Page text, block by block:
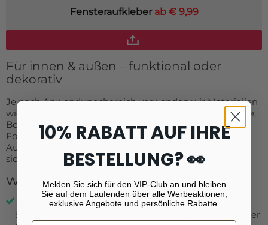
Fensteraufkleberab € 9,99
Für innen & außen – funktional oder
dekorativ
Je nach Anwendungsbereich verwenden wir Materialien
wie Vinyl, Wandfolie, transparente Folie, Autostickerfolie,
Bodenlaminat oder magnetische Folie. Sie bestimmen
Format, Form (z. B.Kreis, Oval, Stern oder Herz) und
Ausführung direkt im Editor – das Ergebnis ist sofort
sichtbar.
Wählen Sie den passenden Sticker-Typ
Fotosticker
Sticker auf Bogen – ideal für Etiketten, Geschenke oder
10% RABATT AUF IHRE
BESTELLUNG? 👀
Melden Sie sich für den VIP-Club an und bleiben
Sie auf dem Laufenden über alle Werbeaktionen,
exklusive Angebote und persönliche Rabatte.